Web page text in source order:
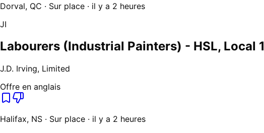
Dorval, QC · Sur place · il y a 2 heures
JI
Labourers (Industrial Painters) - HSL, Local 1
J.D. Irving, Limited
Offre en anglais
Halifax, NS · Sur place · il y a 2 heures